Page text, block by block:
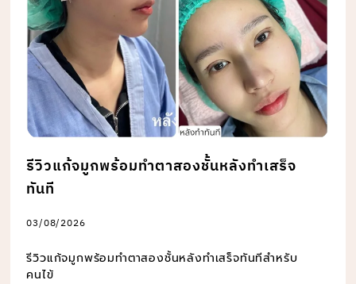
รีวิวแก้จมูกพร้อมทำตาสองชั้นหลังทำเสร็จ
ทันที
03/08/2026
รีวิวแก้จมูกพร้อมทำตาสองชั้นหลังทำเสร็จทันทีสำหรับ
คนไข้